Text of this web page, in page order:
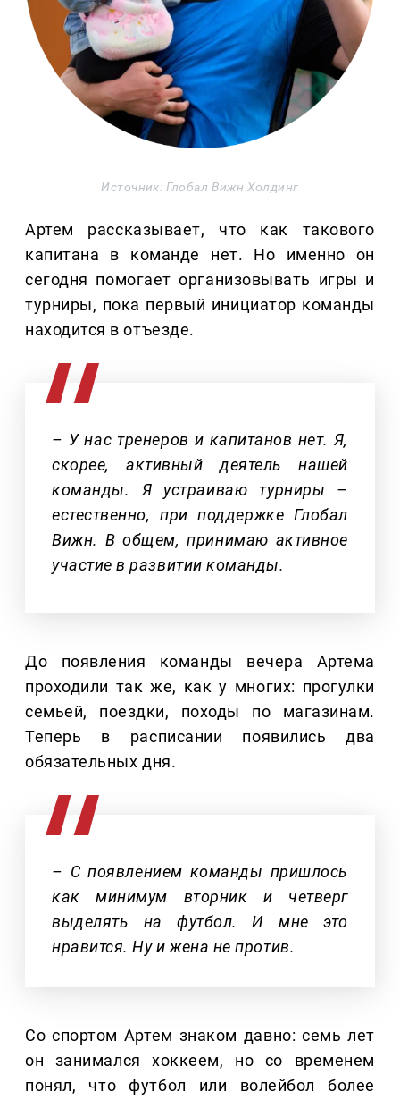
Источник: Глобал Вижн Холдинг
Артем рассказывает, что как такового
капитана в команде нет. Но именно он
сегодня помогает организовывать игры и
турниры, пока первый инициатор команды
находится в отъезде.
– У нас тренеров и капитанов нет. Я,
скорее, активный деятель нашей
команды. Я устраиваю турниры –
естественно, при поддержке Глобал
Вижн. В общем, принимаю активное
участие в развитии команды.
До появления команды вечера Артема
проходили так же, как у многих: прогулки
семьей, поездки, походы по магазинам.
Теперь в расписании появились два
обязательных дня.
– С появлением команды пришлось
как минимум вторник и четверг
выделять на футбол. И мне это
нравится. Ну и жена не против.
Со спортом Артем знаком давно: семь лет
он занимался хоккеем, но со временем
понял, что футбол или волейбол более